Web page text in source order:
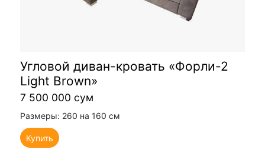
Угловой диван-кровать «Форли-2
Light Brown»
7 500 000 сум
Размеры: 260 на 160 см
Купить